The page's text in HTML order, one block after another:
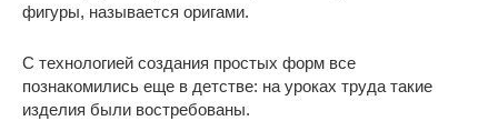
фигуры, называется оригами.
С технологией создания простых форм все
познакомились еще в детстве: на уроках труда такие
изделия были востребованы.